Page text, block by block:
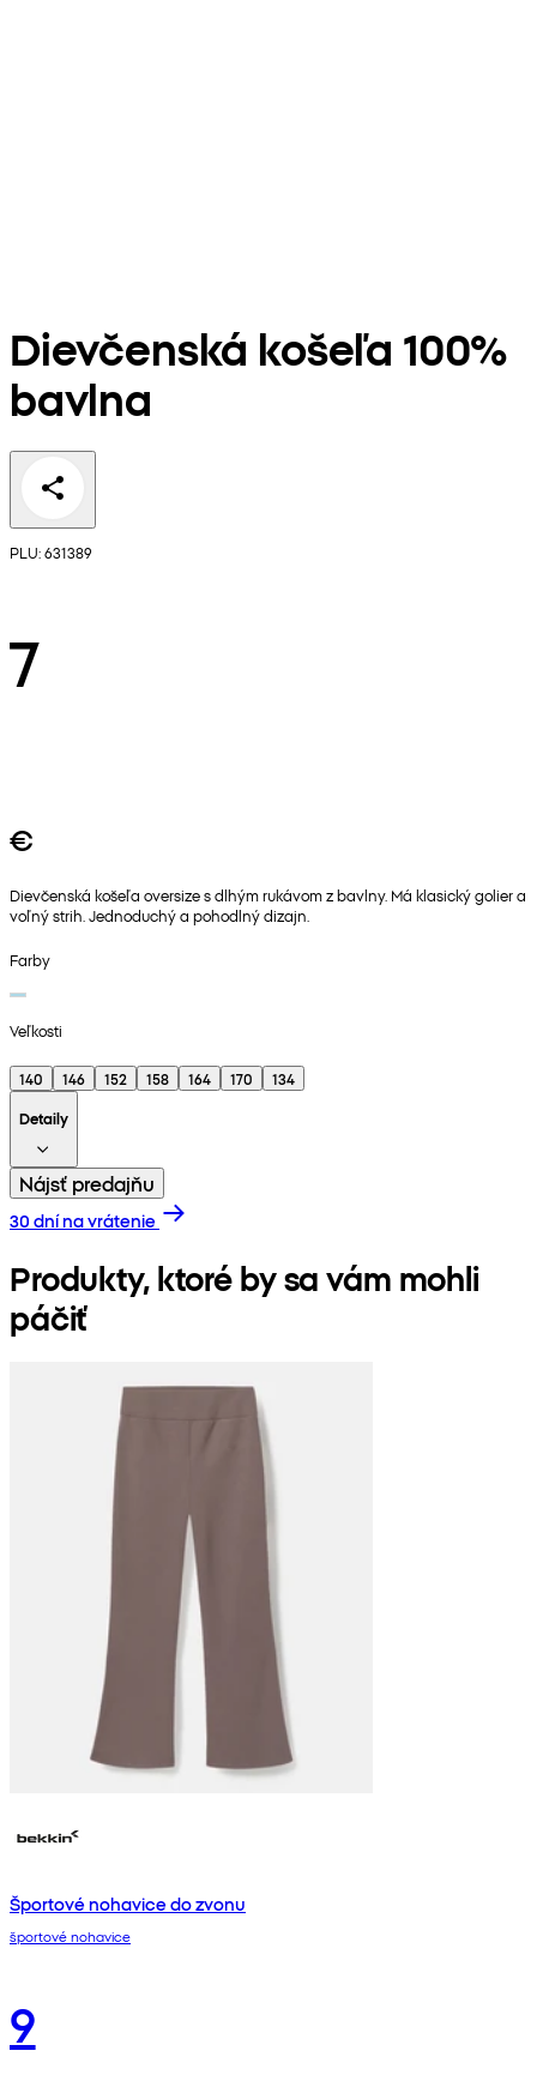
Dievčenská košeľa 100%
bavlna
PLU: 631389
7
€
Dievčenská košeľa oversize s dlhým rukávom z bavlny. Má klasický golier a
voľný strih. Jednoduchý a pohodlný dizajn.
Farby
Veľkosti
140 146 152 158 164 170
134
Detaily
Nájsť predajňu
30 dní na vrátenie
Produkty, ktoré by sa vám mohli
páčiť
Športové nohavice do zvonu
športové nohavice
9